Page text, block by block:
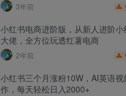
3年前
小红书电商进阶版，从新人进阶小
大佬，全方位玩透红薯电商
2年前
小红书三个月涨粉10W，AI英语视
作，每天轻松日入2000+